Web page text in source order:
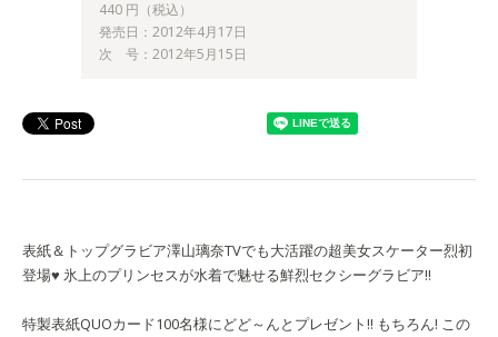
440 円（税込）
発売日：2012年4月17日
次 号：2012年5月15日
表紙＆トップグラビア澤山璃奈TVでも大活躍の超美女スケーター烈初
登場♥ 氷上のプリンセスが水着で魅せる鮮烈セクシーグラビア!!
特製表紙QUOカード100名様にどど～んとプレゼント!! もちろん! この